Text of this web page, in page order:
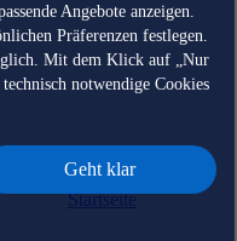
Angebote anzeigen.
Präferenzen festlegen.
Mit dem Klick auf „Nur
notwendige Cookies
Geht klar
Startseite